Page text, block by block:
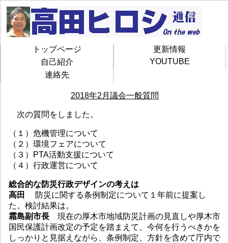
トップページ
更新情報
自己紹介
YOUTUBE
連絡先
2018年2月議会一般質問
次の質問をしました。
（１）危機管理について
（２）環境フェアについて
（３）PTA活動支援について
（４）行政運営について
総合的な防災行政デザインの考えは
高田
防災に関する条例制定について１年前に提案し
た。検討結果は。
霜島副市長 現在の厚木市地域防災計画の見直しや厚木市
国民保護計画改定の予定を踏まえて、今何を行うべきかを
しっかりと見据えながら、条例制定、方針を含めて庁内で